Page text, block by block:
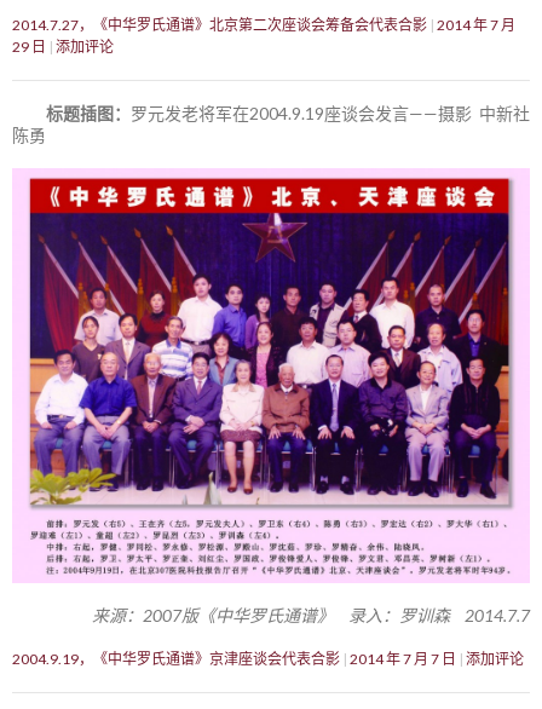
2014.7.27，《中华罗氏通谱》北京第二次座谈会筹备会代表合影 2014 年 7 月
29 日
添加评论
标题插图： 罗元发老将军在2004.9.19座谈会发言——摄影 中新社
陈勇
来源：2007版《中华罗氏通谱》 录入：罗训森 2014.7.7
2004.9.19，《中华罗氏通谱》京津座谈会代表合影 2014 年 7 月 7 日 添加评论